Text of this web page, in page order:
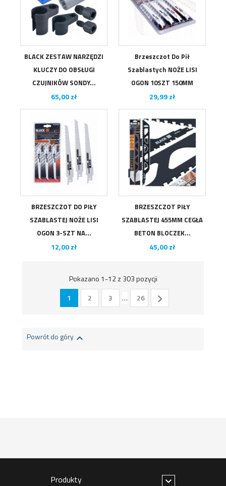
BLACK ZESTAW NARZĘDZI
KLUCZY DO OBSŁUGI
CZUJNIKÓW SONDY...
Cena
65,00 zł
Brzeszczot Do Pił
Szablastych NOŻE LISI
OGON 10SZT 150MM
Cena
29,99 zł
BRZESZCZOT DO PIŁY
SZABLASTEJ NOŻE LISI
OGON 3-SZT NA...
Cena
12,00 zł
BRZESZCZOT PIŁY
SZABLASTEJ 455MM CEGŁA
BETON BLOCZEK...
Cena
45,00 zł
Pokazano 1-12 z 303 pozycji
1
2 3 … 26 
Powrót do góry 
Produkty 